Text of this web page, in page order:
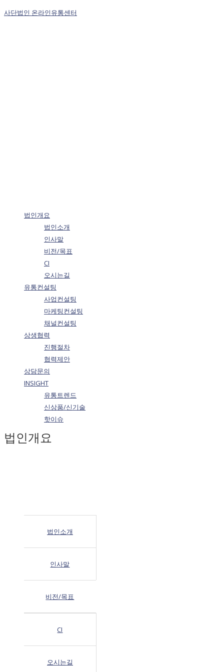
사단법인 온라인유통센터
법인개요
법인소개
인사말
비전/목표
CI
오시는길
유통컨설팅
사업컨설팅
마케팅컨설팅
채널컨설팅
상생협력
진행절차
협력제안
상담문의
INSIGHT
유통트렌드
신상품/신기술
핫이슈
법인개요
법인소개
인사말
비전/목표
CI
오시는길